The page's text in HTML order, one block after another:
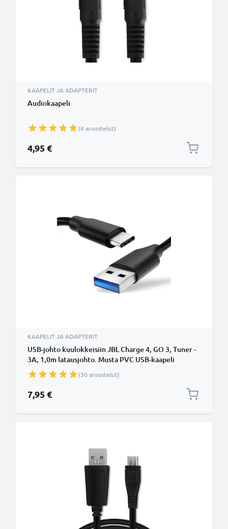
KAAPELIT JA ADAPTERIT
Audiokaapeli
(4 arvostelut)
4,95 €
KAAPELIT JA ADAPTERIT
USB-johto kuulokkeisiin JBL Charge 4, GO 3, Tuner -
3A, 1,0m latausjohto. Musta PVC USB-kaapeli
(30 arvostelut)
7,95 €